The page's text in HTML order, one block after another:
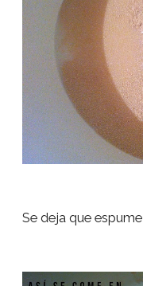
Se deja que